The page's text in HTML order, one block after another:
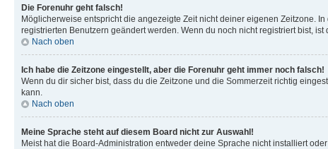
Die Forenuhr geht falsch!
Möglicherweise entspricht die angezeigte Zeit nicht deiner eigenen Zeitzone.
registrierten Benutzern geändert werden. Wenn du noch nicht registriert bist, ist
Nach oben
Ich habe die Zeitzone eingestellt, aber die Forenuhr geht immer noch falsch!
Wenn du dir sicher bist, dass du die Zeitzone und die Sommerzeit richtig
kann.
Nach oben
Meine Sprache steht auf diesem Board nicht zur Auswahl!
Meist hat die Board-Administration entweder deine Sprache nicht installiert